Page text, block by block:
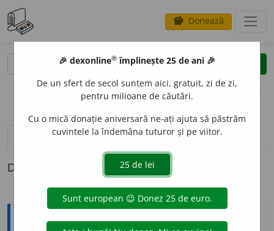
savings Donează
clear
opțiuni
definiții (1) pronunțievolume_up (50)
Definiția cu ID-ul 36132:
Explicative DEX
🎉 dexonline® împlinește 25 de ani 🎉
De un sfert de secol suntem aici, gratuit, zi de zi,
pentru milioane de căutări.
Cu o mică donație aniversară ne-ați ajuta să păstrăm
cuvintele la îndemâna tuturor și pe viitor.